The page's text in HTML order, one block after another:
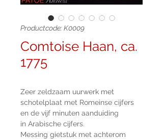
Productcode: K0009
Comtoise Haan, ca.
1775
Zeer zeldzaam uurwerk met
schotelplaat met Romeinse cijfers
en de vijf minuten aanduiding
in Arabische cijfers.
Messing gietstuk met achterom